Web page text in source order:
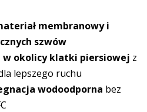
membranowy i
szwów
w okolicy klatki piersiowej z
lepszego ruchu
wodoodporna bez